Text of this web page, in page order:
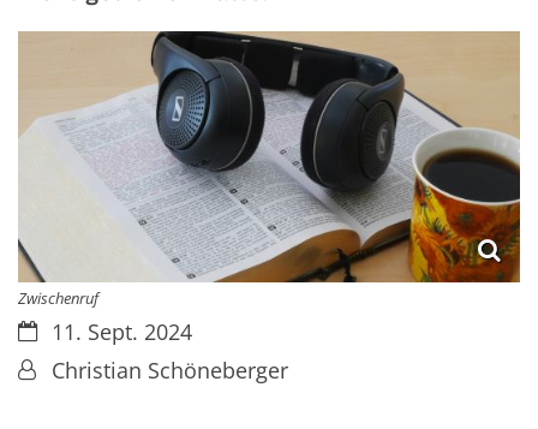
Zwischenruf
Datum:11. Sept. 2024
Von:Christian Schöneberger